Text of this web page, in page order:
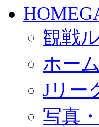
観戦
ホー
Jリー
写真